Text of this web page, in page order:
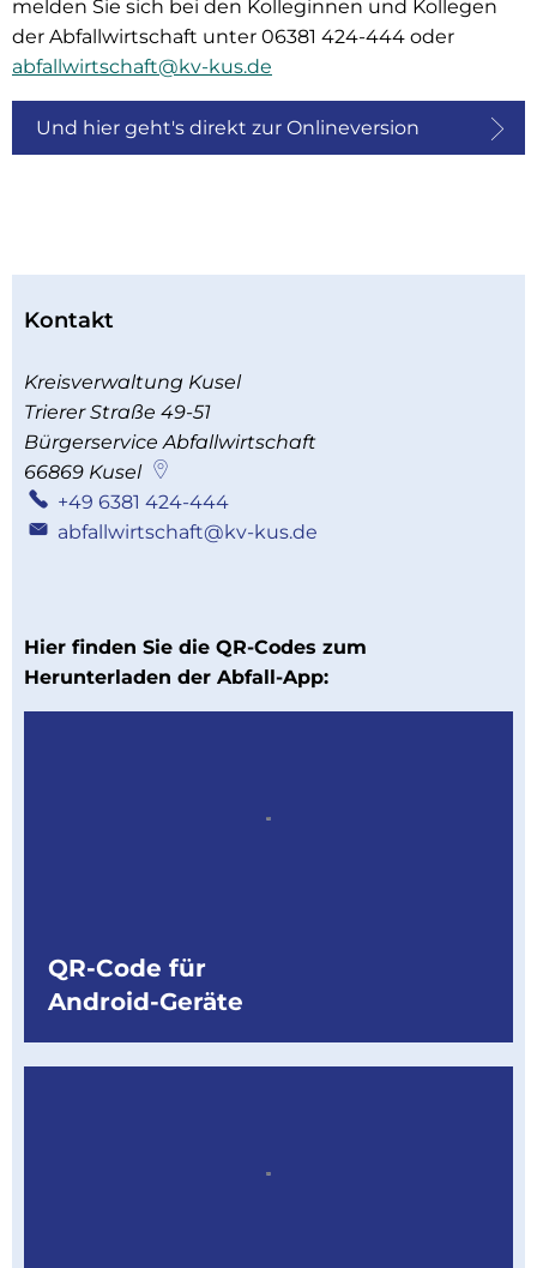
melden Sie sich bei den Kolleginnen und Kollegen
der Abfallwirtschaft unter 06381 424-444 oder
abfallwirtschaft@kv-kus.de
Und hier geht's direkt zur Onlineversion
Kontakt
Kreisverwaltung Kusel
Trierer Straße 49-51
Bürgerservice Abfallwirtschaft
66869 Kusel
+49 6381 424-444
abfallwirtschaft@kv-kus.de
Hier finden Sie die QR-Codes zum
Herunterladen der Abfall-App:
QR-Code für
Android-Geräte